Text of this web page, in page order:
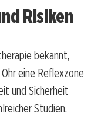
Risiken
bekannt,
eine Reflexzone
und Sicherheit
Studien.